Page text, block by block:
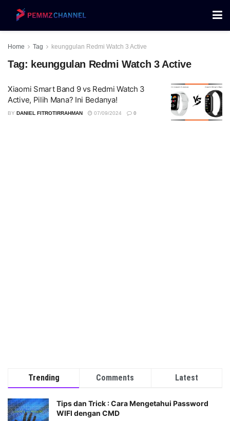
Home Tag keunggulan Redmi Watch 3 Active
Tag: keunggulan Redmi Watch 3 Active
Xiaomi Smart Band 9 vs Redmi Watch 3
Active, Pilih Mana? Ini Bedanya!
BY DANIEL FITROTIRRAHMAN 07/09/2024 0
Trending Comments Latest
Tips dan Trick : Cara Mengetahui Password
WIFI dengan CMD